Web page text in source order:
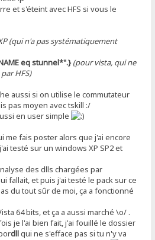
et s'éteint avec HFS si vous le
(qui n'a pas systématiquement
eq stunnel*".} (pour vista, qui ne
HFS)
aussi si on utilise le commutateur
pas moyen avec tskill :/
en user simple
me fais poster alors que j'ai encore
testé sur un windows XP SP2 et
des dlls chargées par
fallait, et puis j'ai testé le pack sur ce
du tout sûr de moi, ça a fonctionné
64 bits, et ça a aussi marché \o/ .
je l'ai bien fait, j'ai fouillé le dossier
dllqui ne s'efface pas si tu n'y va